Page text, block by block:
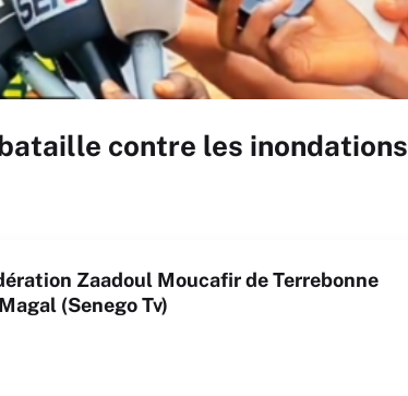
contre les inondations
Zaadoul Moucafir de Terrebonne
(Senego Tv)